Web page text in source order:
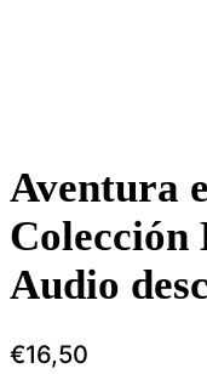
Aventura
Colección
Audio
€16,50